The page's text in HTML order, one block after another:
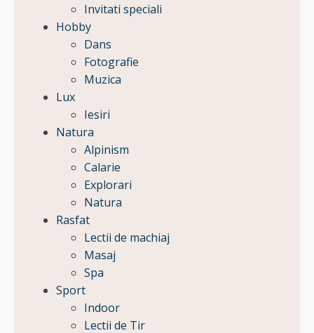
Invitati speciali
Hobby
Dans
Fotografie
Muzica
Lux
Iesiri
Natura
Alpinism
Calarie
Explorari
Natura
Rasfat
Lectii de machiaj
Masaj
Spa
Sport
Indoor
Lectii de Tir